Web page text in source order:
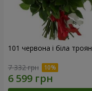
101 червона і біла
7 332 грн